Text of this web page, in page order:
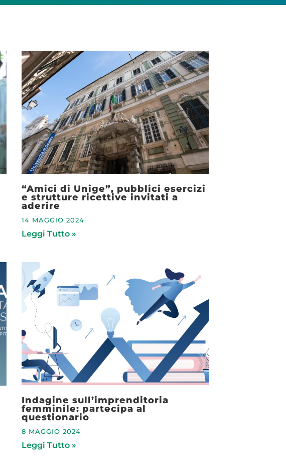
“Amici di Unige”, pubblici esercizi
e strutture ricettive invitati a
aderire
14 MAGGIO 2024
Leggi Tutto »
Indagine sull’imprenditoria
femminile: partecipa al
questionario
8 MAGGIO 2024
Leggi Tutto »